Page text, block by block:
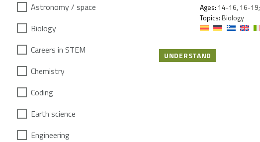
Astronomy / space
Biology
Careers in STEM
Chemistry
Coding
Earth science
Engineering
Ages: 14-16, 16-19;
Topics:Biology
UNDERSTAND